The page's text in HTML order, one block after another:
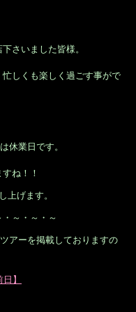
さいました皆様。
しくも楽しく過ごす事がで
休業日です。
ね！！
上げます。
～・～・～
アーを掲載しておりますの
】